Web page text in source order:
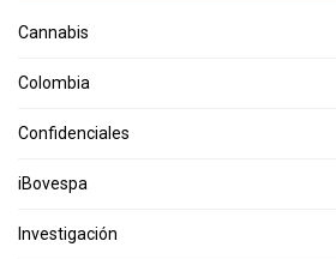
Cannabis
Colombia
Confidenciales
iBovespa
Investigación